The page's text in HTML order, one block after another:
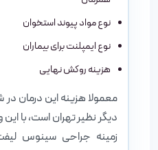
نوع مواد پیوند استخوان
نوع ایمپلنت برای بیماران
هزینه روکش نهایی
معمولا هزینه این درمان
دیگر نظیر تهران است، با
زمینه جراحی سینوس